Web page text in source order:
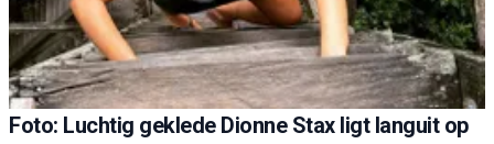
Foto: Luchtig geklede Dionne Stax ligt languit op